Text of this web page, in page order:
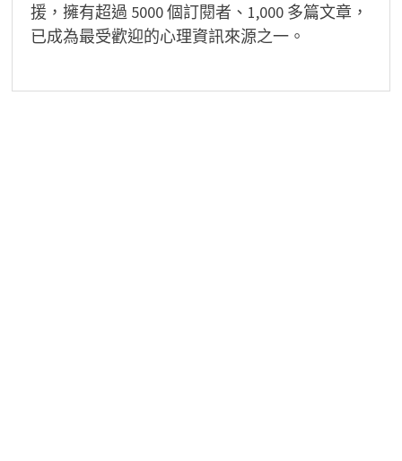
援，擁有超過 5000 個訂閱者、1,000 多篇文章，
已成為最受歡迎的心理資訊來源之一。